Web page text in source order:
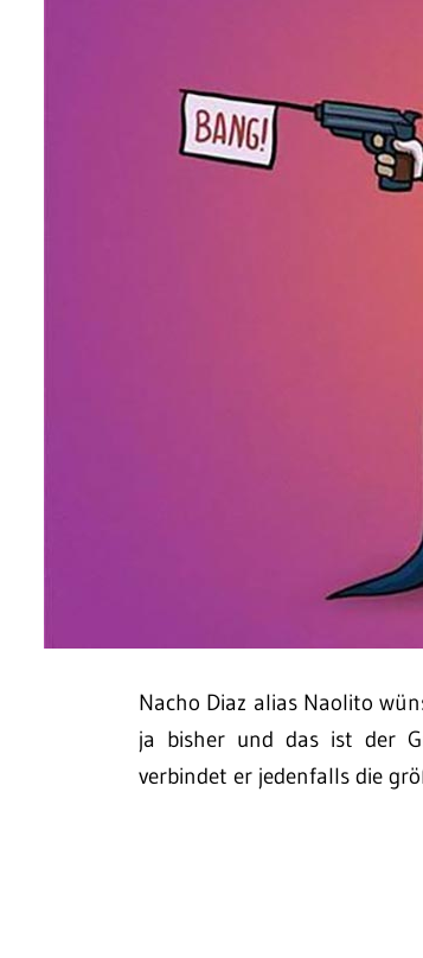
Nacho Diaz alias Naolito
ja bisher und das ist der
verbindet er jedenfalls die